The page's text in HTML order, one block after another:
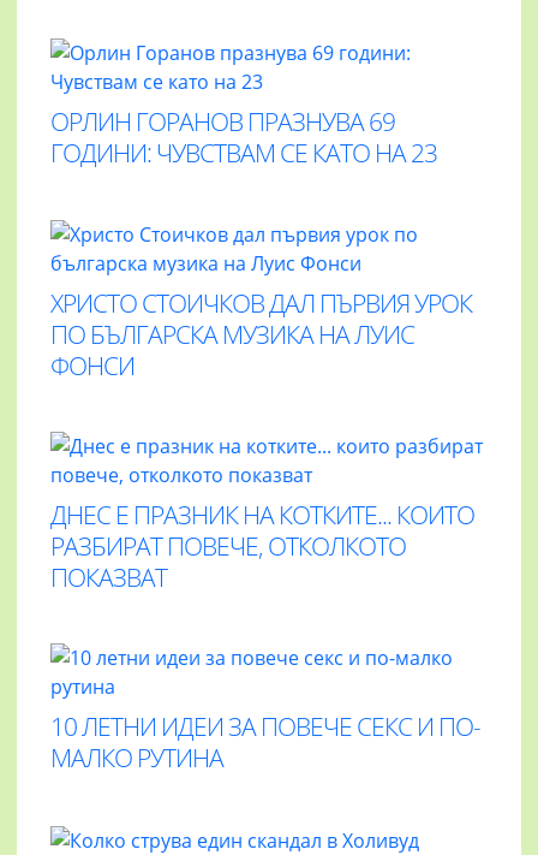
ОРЛИН ГОРАНОВ ПРАЗНУВА 69
ГОДИНИ: ЧУВСТВАМ СЕ КАТО НА 23
ХРИСТО СТОИЧКОВ ДАЛ ПЪРВИЯ УРОК
ПО БЪЛГАРСКА МУЗИКА НА ЛУИС
ФОНСИ
ДНЕС Е ПРАЗНИК НА КОТКИТЕ... КОИТО
РАЗБИРАТ ПОВЕЧЕ, ОТКОЛКОТО
ПОКАЗВАТ
10 ЛЕТНИ ИДЕИ ЗА ПОВЕЧЕ СЕКС И ПО-
МАЛКО РУТИНА